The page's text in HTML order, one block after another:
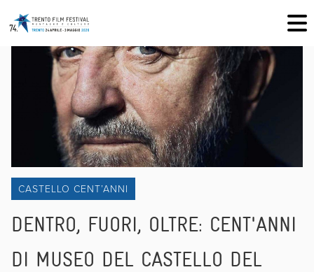
CASTELLO CENT’ANNI
DENTRO, FUORI, OLTRE: CENT'ANNI
DI MUSEO DEL CASTELLO DEL